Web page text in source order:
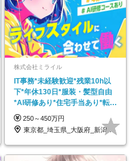
株式会社ミライル
IT事務*未経験歓迎*残業10h以
下*年休130日*服装・髪型自由
*AI研修あり*住宅手当あり*転勤
なし
250～450万円
東京都_埼玉県_大阪府_新潟県_福岡県